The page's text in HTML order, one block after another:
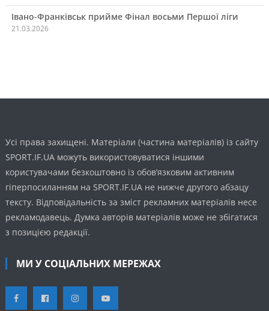
Івано-Франківськ прийме Фінал восьми Першої ліги
21.03.2026
Усі права захищені. Матеріали (частина матеріалів) із сайту
SPORT.IF.UA можуть використовуватися іншими
користувачами безкоштовно із обов’язковим активним
гіперпосиланням на SPORT.IF.UA не нижче другого абзацу
тексту. Відповідальність за зміст рекламних матеріалів несе
рекламодавець. Думка авторів матеріалів може не збігатися
з позицією редакції.
МИ У СОЦІАЛЬНИХ МЕРЕЖАХ